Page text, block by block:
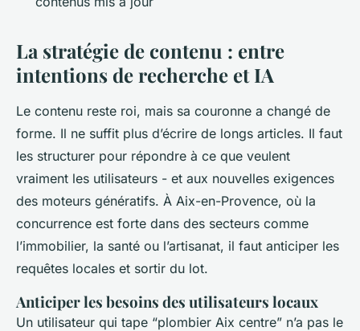
La stratégie de contenu : entre
intentions de recherche et IA
Le contenu reste roi, mais sa couronne a changé de
forme. Il ne suffit plus d’écrire de longs articles. Il faut
les structurer pour répondre à ce que veulent
vraiment les utilisateurs - et aux nouvelles exigences
des moteurs génératifs. À Aix-en-Provence, où la
concurrence est forte dans des secteurs comme
l’immobilier, la santé ou l’artisanat, il faut anticiper les
requêtes locales et sortir du lot.
Anticiper les besoins des utilisateurs locaux
Un utilisateur qui tape “plombier Aix centre” n’a pas le